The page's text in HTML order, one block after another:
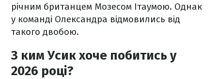
річним британцем Мозесом Ітаумою. Однак
у команді Олександра відмовились від
такого двобою.
З ким Усик хоче побитись у
2026 році?